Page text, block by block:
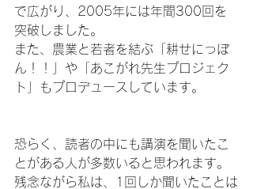
で広がり、2005年には年間300回を
突破しました。
また、農業と若者を結ぶ「耕せにっぽ
ん！！」や「あこがれ先生プロジェク
ト」もプロデュースしています。
恐らく、読者の中にも講演を聞いたこ
とがある人が多数いると思われます。
残念ながら私は、1回しか聞いたことは